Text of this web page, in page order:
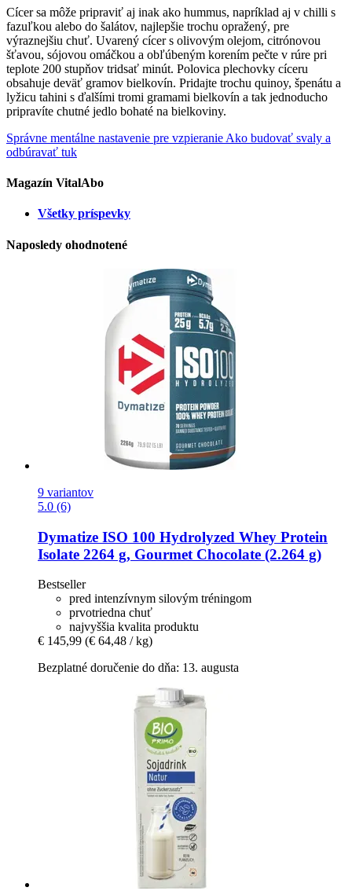
Cícer sa môže pripraviť aj inak ako hummus, napríklad aj v chilli s
fazuľkou alebo do šalátov, najlepšie trochu opražený, pre
výraznejšiu chuť. Uvarený cícer s olivovým olejom, citrónovou
šťavou, sójovou omáčkou a obľúbeným korením pečte v rúre pri
teplote 200 stupňov tridsať minút. Polovica plechovky cíceru
obsahuje deväť gramov bielkovín. Pridajte trochu quinoy, špenátu a
lyžicu tahini s ďalšími tromi gramami bielkovín a tak jednoducho
pripravíte chutné jedlo bohaté na bielkoviny.
Správne mentálne nastavenie pre vzpieranie Ako budovať svaly a
odbúravať tuk
Magazín VitalAbo
Všetky príspevky
Naposledy ohodnotené
9 variantov
5.0 (6)
Dymatize ISO 100 Hydrolyzed Whey Protein
Isolate 2264 g, Gourmet Chocolate (2.264 g)
Bestseller
pred intenzívnym silovým tréningom
prvotriedna chuť
najvyššia kvalita produktu
€ 145,99 (€ 64,48 / kg)
Bezplatné doručenie do dňa: 13. augusta